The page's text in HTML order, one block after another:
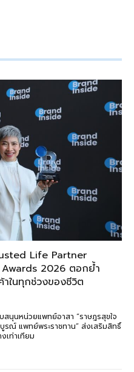
Life Partner
2026 ตอกย้ำ
าในทุกช่วงของชีวิต
สนุนหน่วยแพทย์อาสา “ราษฎรสุขใจ
รณ์ แพทย์พระราชทาน” ส่งเสริมสิทธิ์
เท่าเทียม